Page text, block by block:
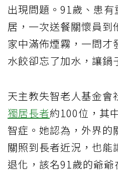
出現問題。91歲、患
居，一次送餐關懷員到
家中滿佈煙霧，一問才
水餃卻忘了加水，讓鍋
天主教失智老人基金會
獨居長者約100位，其
智症。她認為，外界的
關照到長者近況，也能
退化，該名91歲的爺爺